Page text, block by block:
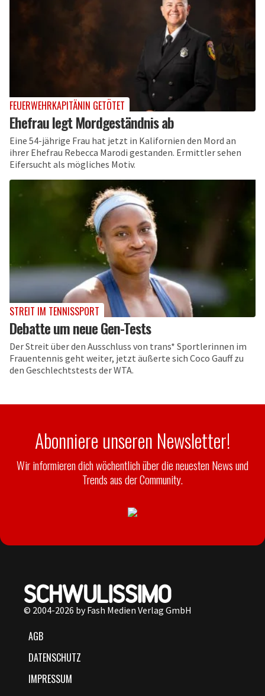
FEUERWEHRKAPITÄNIN GETÖTET
Ehefrau legt Mordgeständnis ab
Eine 54-jährige Frau hat jetzt in Kalifornien den Mord an
ihrer Ehefrau Rebecca Marodi gestanden. Ermittler sehen
Eifersucht als mögliches Motiv.
STREIT IM TENNISSPORT
Debatte um neue Gen-Tests
Der Streit über den Ausschluss von trans* Sportlerinnen im
Frauentennis geht weiter, jetzt äußerte sich Coco Gauff zu
den Geschlechtstests der WTA.
Abonniere unseren Newsletter!
Wir informieren dich wöchentlich über die neuesten News und
Trends aus der Community.
© 2004-2026 by Fash Medien Verlag GmbH
AGB
DATENSCHUTZ
IMPRESSUM